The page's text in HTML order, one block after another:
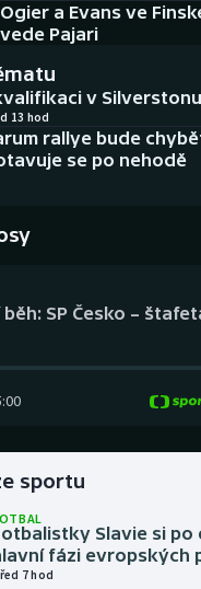
softbal
sport
Ogier a Evans ve
vede Pajari
v
13 hod
rallye bude
se po nehodě
SP Česko –
sportu
Slavie si po
fázi evropských
7 hod